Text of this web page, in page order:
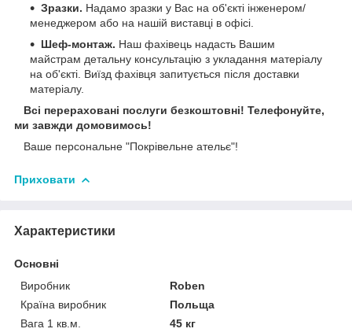
Зразки. Надамо зразки у Вас на об'єкті інженером/
менеджером або на нашій виставці в офісі.
Шеф-монтаж. Наш фахівець надасть Вашим
майстрам детальну консультацію з укладання матеріалу
на об'єкті. Виїзд фахівця запитується після доставки
матеріалу.
Всі перераховані послуги безкоштовні! Телефонуйте,
ми завжди домовимось!
Ваше персональне "Покрівельне ательє"!
Приховати
Характеристики
Основні
Виробник
Roben
Країна виробник
Польща
Вага 1 кв.м.
45 кг